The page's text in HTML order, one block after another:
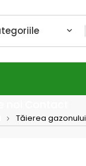
Tăierea gazonului